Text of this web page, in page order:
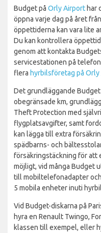
Budget på Orly Airporthar
öppna varje dag på året
öppettiderna kan vara lite
Du kan kontrollera
genom att kontakta
servicestationen på
flera hyrbilsföretag på
Det grundläggande
obegränsade km,
Theft Protection med
flygplatsavgifter, samt
kan lägga till extra
spädbarns- och
försäkringstäckning för att
möjligt, vid många Budget
till mobiltelefonadapter
5 mobila enheter inuti
Vid Budget-diskarna på
hyra en Renault Twingo,
klassen till exempel, eller